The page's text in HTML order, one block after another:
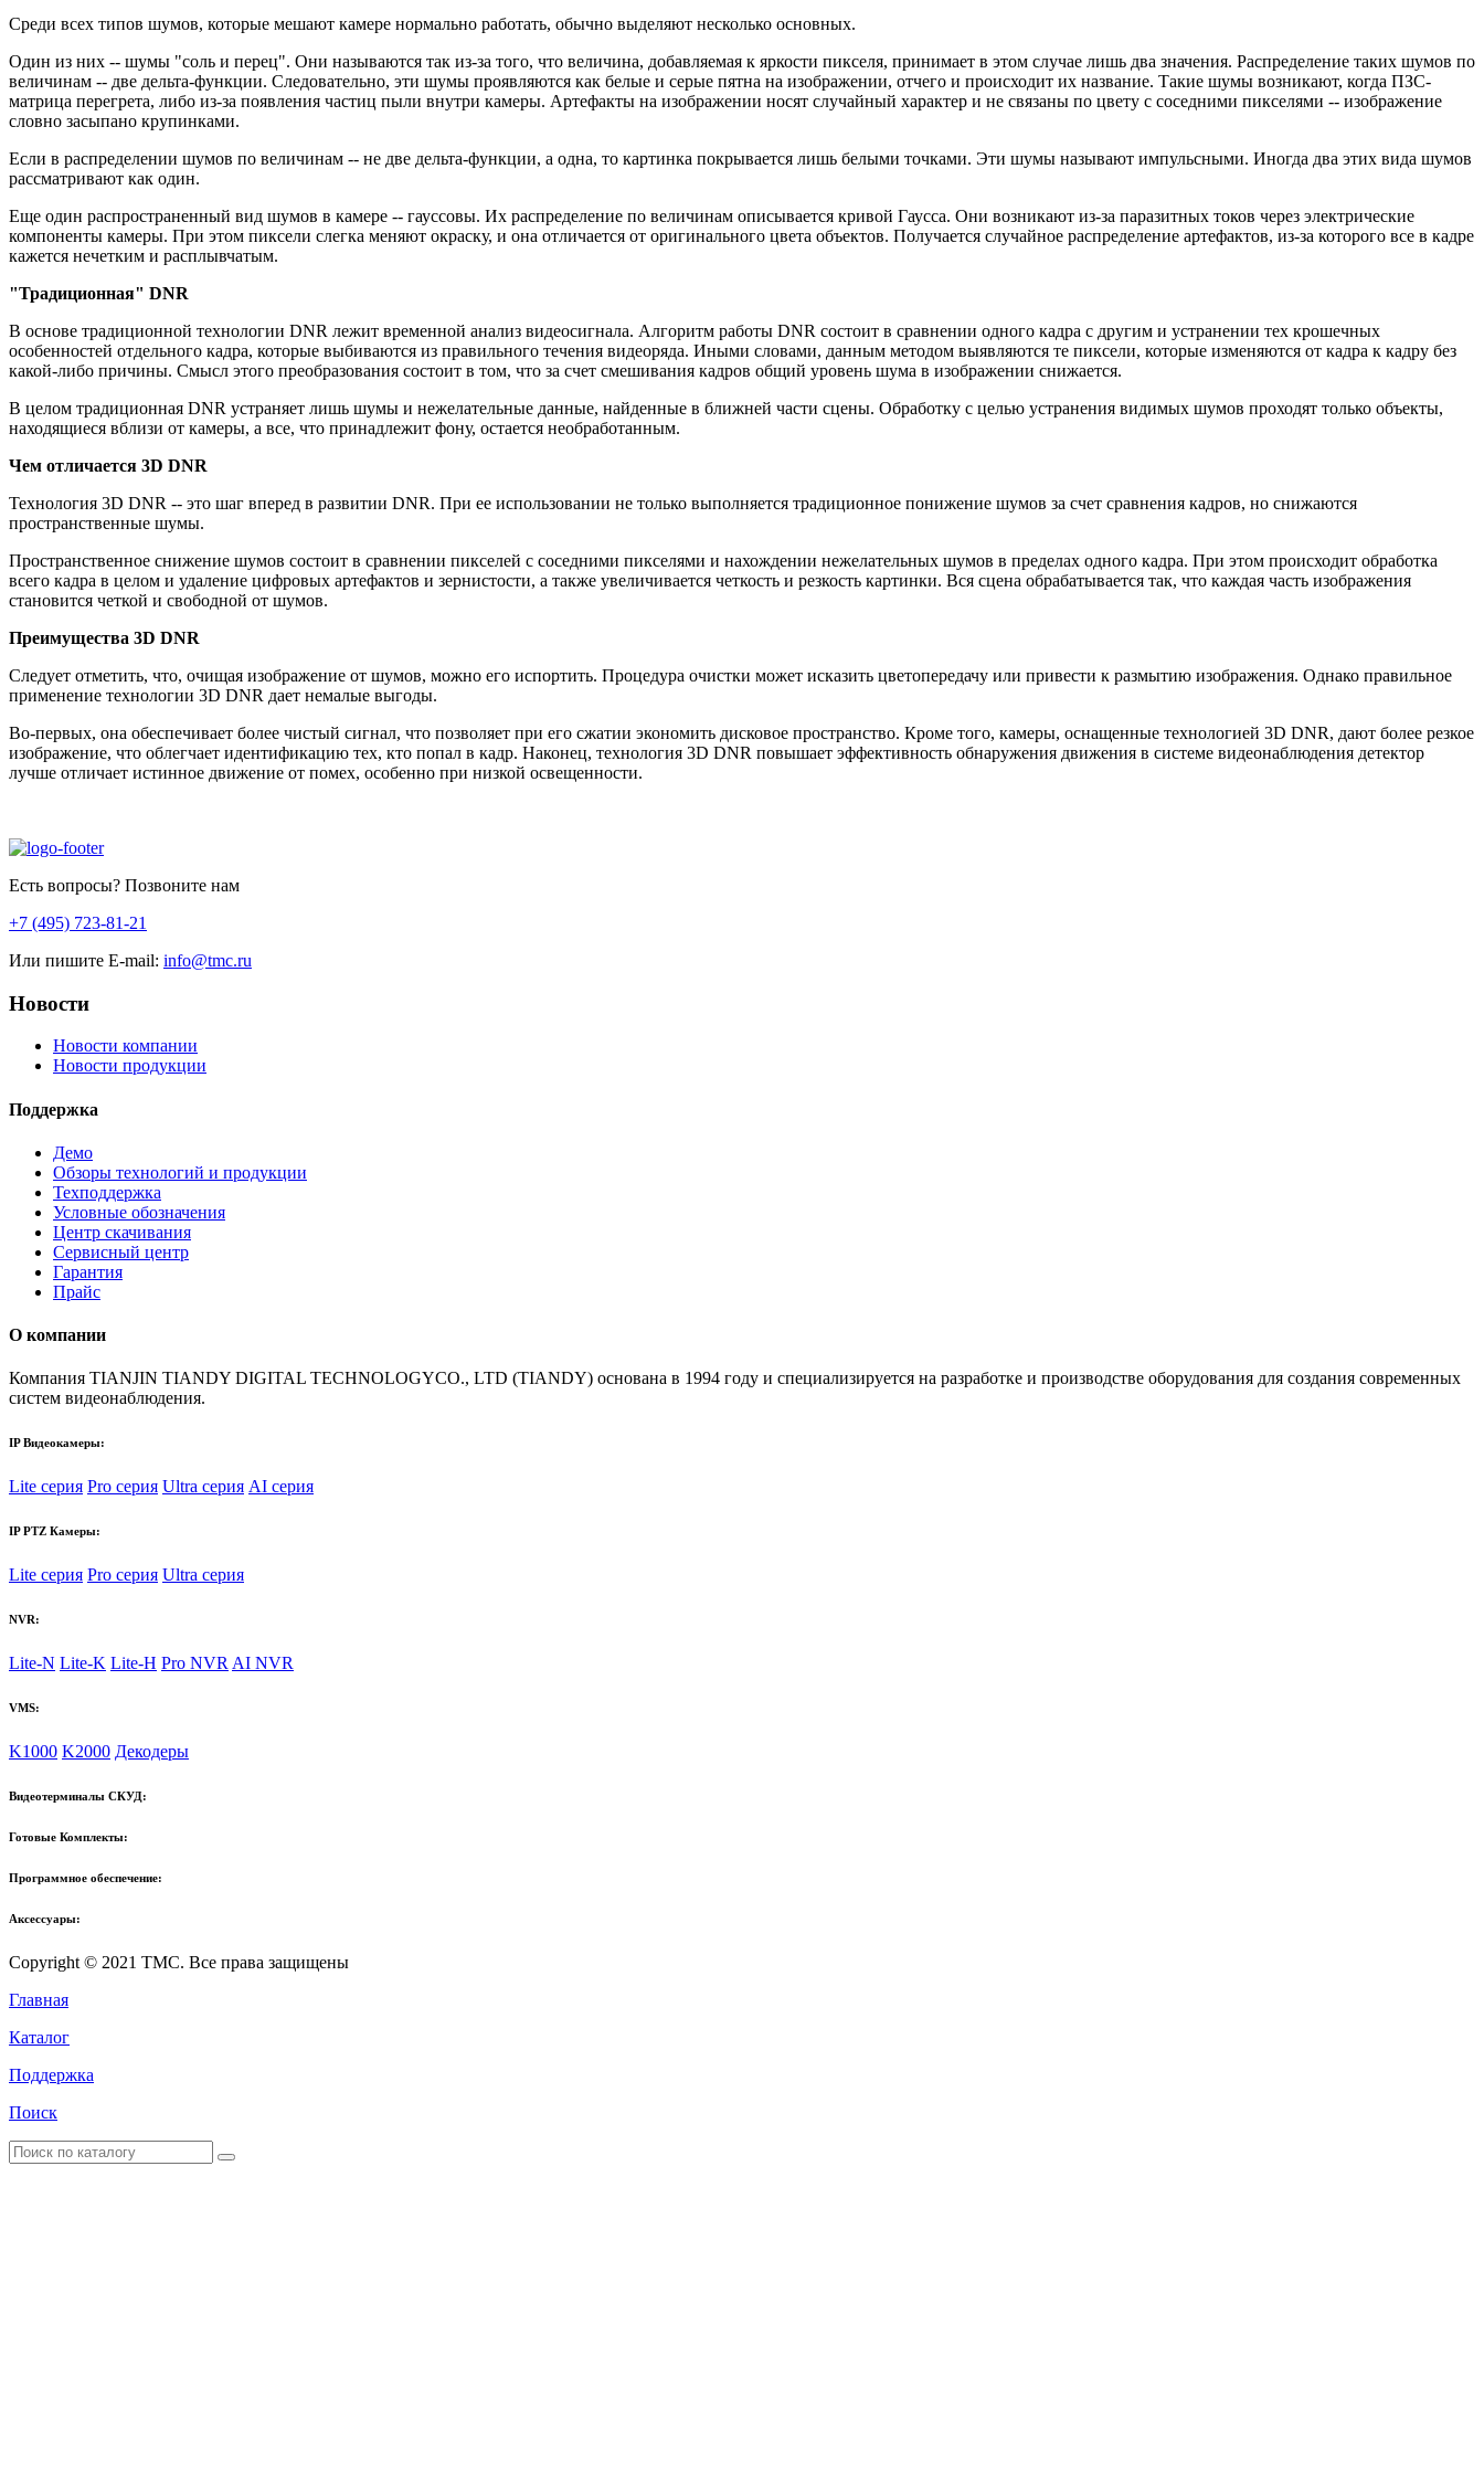
Среди всех типов шумов, которые мешают камере нормально работать, обычно выделяют несколько основных.
Один из них -- шумы "соль и перец". Они называются так из-за того, что величина, добавляемая к яркости пикселя, принимает в этом случае лишь два значения. Распределение таких шумов по
величинам -- две дельта-функции. Следовательно, эти шумы проявляются как белые и серые пятна на изображении, отчего и происходит их название. Такие шумы возникают, когда ПЗС-
матрица перегрета, либо из-за появления частиц пыли внутри камеры. Артефакты на изображении носят случайный характер и не связаны по цвету с соседними пикселями -- изображение
словно засыпано крупинками.
Если в распределении шумов по величинам -- не две дельта-функции, а одна, то картинка покрывается лишь белыми точками. Эти шумы называют импульсными. Иногда два этих вида шумов
рассматривают как один.
Еще один распространенный вид шумов в камере -- гауссовы. Их распределение по величинам описывается кривой Гаусса. Они возникают из-за паразитных токов через электрические
компоненты камеры. При этом пиксели слегка меняют окраску, и она отличается от оригинального цвета объектов. Получается случайное распределение артефактов, из-за которого все в кадре
кажется нечетким и расплывчатым.
"Традиционная" DNR
В основе традиционной технологии DNR лежит временной анализ видеосигнала. Алгоритм работы DNR состоит в сравнении одного кадра с другим и устранении тех крошечных
особенностей отдельного кадра, которые выбиваются из правильного течения видеоряда. Иными словами, данным методом выявляются те пиксели, которые изменяются от кадра к кадру без
какой-либо причины. Смысл этого преобразования состоит в том, что за счет смешивания кадров общий уровень шума в изображении снижается.
В целом традиционная DNR устраняет лишь шумы и нежелательные данные, найденные в ближней части сцены. Обработку с целью устранения видимых шумов проходят только объекты,
находящиеся вблизи от камеры, а все, что принадлежит фону, остается необработанным.
Чем отличается 3D DNR
Технология 3D DNR -- это шаг вперед в развитии DNR. При ее использовании не только выполняется традиционное понижение шумов за счет сравнения кадров, но снижаются
пространственные шумы.
Пространственное снижение шумов состоит в сравнении пикселей с соседними пикселями и нахождении нежелательных шумов в пределах одного кадра. При этом происходит обработка
всего кадра в целом и удаление цифровых артефактов и зернистости, а также увеличивается четкость и резкость картинки. Вся сцена обрабатывается так, что каждая часть изображения
становится четкой и свободной от шумов.
Преимущества 3D DNR
Следует отметить, что, очищая изображение от шумов, можно его испортить. Процедура очистки может исказить цветопередачу или привести к размытию изображения. Однако правильное
применение технологии 3D DNR дает немалые выгоды.
Во-первых, она обеспечивает более чистый сигнал, что позволяет при его сжатии экономить дисковое пространство. Кроме того, камеры, оснащенные технологией 3D DNR, дают более резкое
изображение, что облегчает идентификацию тех, кто попал в кадр. Наконец, технология 3D DNR повышает эффективность обнаружения движения в системе видеонаблюдения детектор
лучше отличает истинное движение от помех, особенно при низкой освещенности.
Есть вопросы? Позвоните нам
+7 (495) 723-81-21
Или пишите E-mail: info@tmc.ru
Новости
Новости компании
Новости продукции
Поддержка
Демо
Обзоры технологий и продукции
Техподдержка
Условные обозначения
Центр скачивания
Сервисный центр
Гарантия
Прайс
О компании
Компания TIANJIN TIANDY DIGITAL TECHNOLOGYCO., LTD (TIANDY) основана в 1994 году и специализируется на разработке и производстве оборудования для создания современных
систем видеонаблюдения.
IP Видеокамеры:
Lite серия Pro серия Ultra серия AI серия
IP PTZ Камеры:
Lite серия Pro серия Ultra серия
NVR:
Lite-N Lite-K Lite-H Pro NVR AI NVR
VMS:
K1000 K2000 Декодеры
Видеотерминалы СКУД:
Готовые Комплекты:
Программное обеспечение:
Аксессуары:
Copyright © 2021 TMC. Все права защищены
Главная
Каталог
Поддержка
Поиск